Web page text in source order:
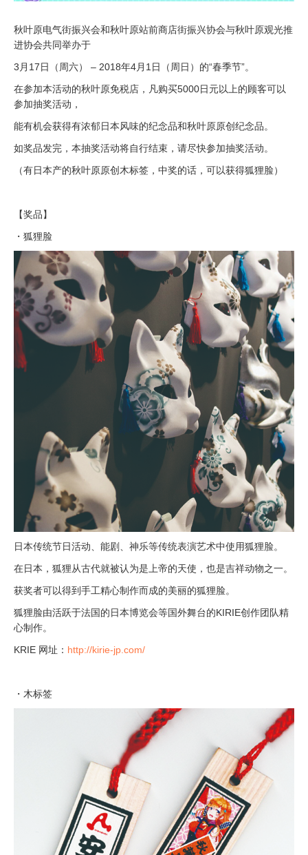
秋叶原电气街振兴会和秋叶原站前商店街振兴协会与秋叶原观光推
进协会共同举办于
3月17日（周六） – 2018年4月1日（周日）的“春季节”。
在参加本活动的秋叶原免税店，凡购买5000日元以上的顾客可以
参加抽奖活动，
能有机会获得有浓郁日本风味的纪念品和秋叶原原创纪念品。
如奖品发完，本抽奖活动将自行结束，请尽快参加抽奖活动。
（有日本产的秋叶原原创木标签，中奖的话，可以获得狐狸脸）
【奖品】
・狐狸脸
日本传统节日活动、能剧、神乐等传统表演艺术中使用狐狸脸。
在日本，狐狸从古代就被认为是上帝的天使，也是吉祥动物之一。
获奖者可以得到手工精心制作而成的美丽的狐狸脸。
狐狸脸由活跃于法国的日本博览会等国外舞台的KIRIE创作团队精
心制作。
KRIE 网址： http://kirie-jp.com/
・木标签